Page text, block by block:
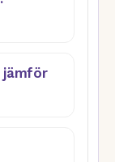
jämför